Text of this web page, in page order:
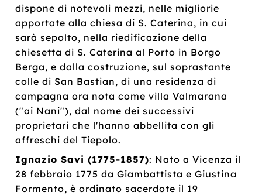
dispone di notevoli mezzi, nelle migliorie
apportate alla chiesa di S. Caterina, in cui
sarà sepolto, nella riedificazione della
chiesetta di S. Caterina al Porto in Borgo
Berga, e dalla costruzione, sul soprastante
colle di San Bastian, di una residenza di
campagna ora nota come villa Valmarana
("ai Nani"), dal nome dei successivi
proprietari che l'hanno abbellita con gli
affreschi del Tiepolo.
Ignazio Savi (1775-1857): Nato a Vicenza il
28 febbraio 1775 da Giambattista e Giustina
Formento, è ordinato sacerdote il 19